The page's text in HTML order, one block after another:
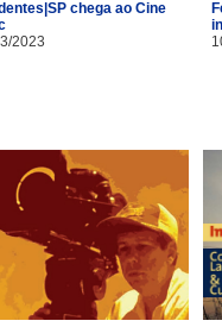
chega ao Cine
2023